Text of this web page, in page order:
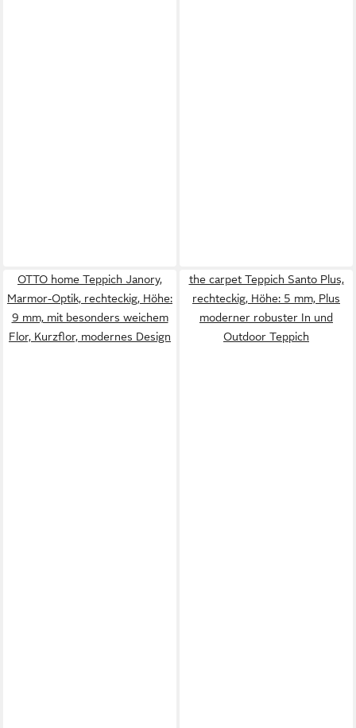
OTTO home Teppich Janory,
Marmor-Optik, rechteckig, Höhe:
9 mm, mit besonders weichem
Flor, Kurzflor, modernes Design
the carpet Teppich Santo Plus,
rechteckig, Höhe: 5 mm, Plus
moderner robuster In und
Outdoor Teppich